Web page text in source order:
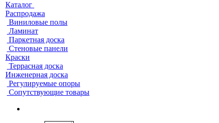
Каталог
Распродажа
Виниловые полы
Ламинат
Паркетная доска
Стеновые панели
Краски
Террасная доска
Инженерная доска
Регулируемые опоры
Сопутствующие товары